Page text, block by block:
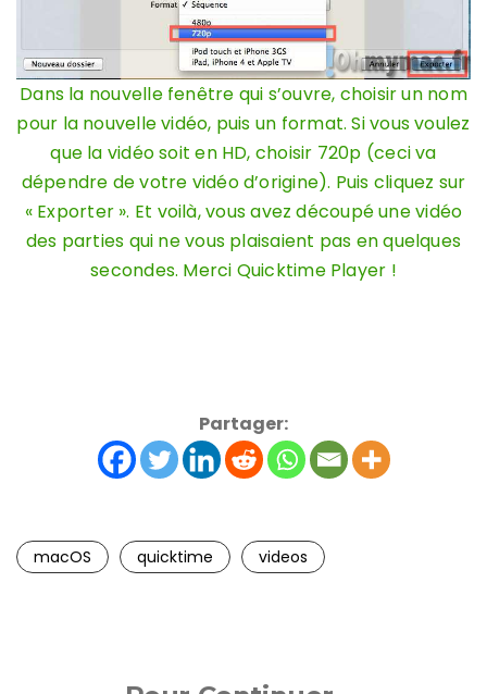
Dans la nouvelle fenêtre qui s’ouvre, choisir un nom
pour la nouvelle vidéo, puis un format. Si vous voulez
que la vidéo soit en HD, choisir 720p (ceci va
dépendre de votre vidéo d’origine). Puis cliquez sur
« Exporter ». Et voilà, vous avez découpé une vidéo
des parties qui ne vous plaisaient pas en quelques
secondes. Merci Quicktime Player !
Partager:
macOS quicktime videos